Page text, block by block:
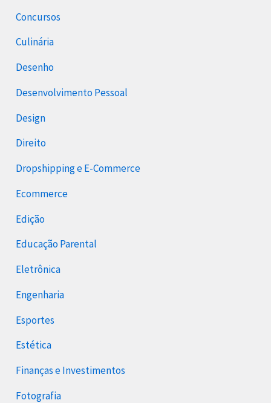
Concursos
Culinária
Desenho
Desenvolvimento Pessoal
Design
Direito
Dropshipping e E-Commerce
Ecommerce
Edição
Educação Parental
Eletrônica
Engenharia
Esportes
Estética
Finanças e Investimentos
Fotografia